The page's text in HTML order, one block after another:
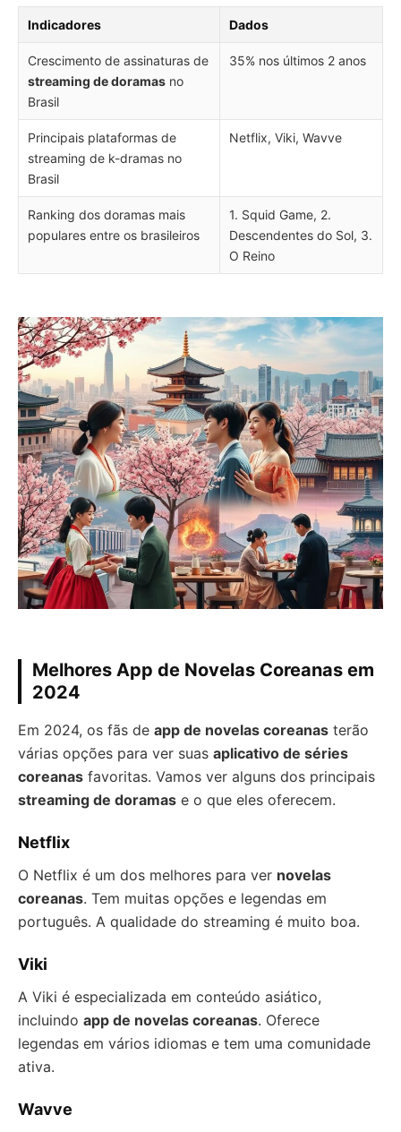
Indicadores Dados
Crescimento de assinaturas de
streaming de doramas no
Brasil
35% nos últimos 2 anos
Principais plataformas de
streaming de k-dramas no
Brasil
Netflix, Viki, Wavve
Ranking dos doramas mais
populares entre os brasileiros
1. Squid Game, 2.
Descendentes do Sol, 3.
O Reino
Melhores App de Novelas Coreanas em
2024
Em 2024, os fãs de app de novelas coreanas terão
várias opções para ver suas aplicativo de séries
coreanas favoritas. Vamos ver alguns dos principais
streaming de doramas e o que eles oferecem.
Netflix
O Netflix é um dos melhores para ver novelas
coreanas. Tem muitas opções e legendas em
português. A qualidade do streaming é muito boa.
Viki
A Viki é especializada em conteúdo asiático,
incluindo app de novelas coreanas. Oferece
legendas em vários idiomas e tem uma comunidade
ativa.
Wavve